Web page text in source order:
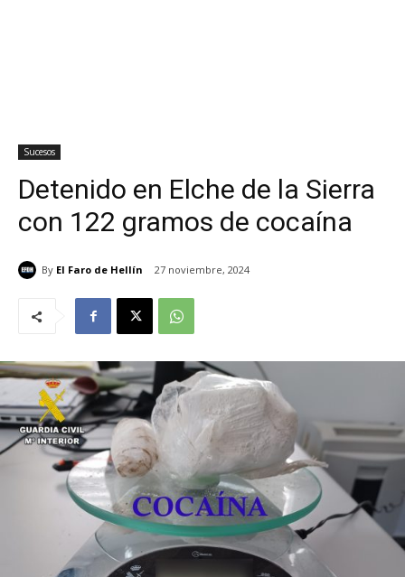
Sucesos
Detenido en Elche de la Sierra
con 122 gramos de cocaína
By El Faro de Hellín 27 noviembre, 2024